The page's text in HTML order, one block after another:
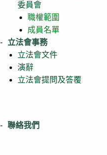
委員會
職權範圍
成員名單
立法會事務
立法會文件
演辭
立法會提問及答覆
聯絡我們